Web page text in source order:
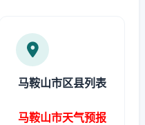
马鞍山市区县列表
马鞍山市天气预报